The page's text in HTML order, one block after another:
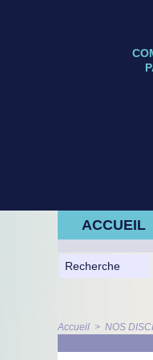
ACCUEIL
Accueil > NOS